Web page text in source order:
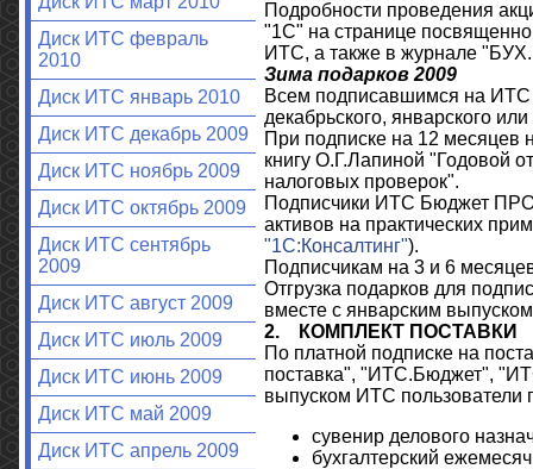
Диск ИТС февраль
2010
Диск ИТС январь 2010
Диск ИТС декабрь 2009
Диск ИТС ноябрь 2009
Диск ИТС октябрь 2009
Диск ИТС сентябрь
2009
Диск ИТС август 2009
Диск ИТС июль 2009
Диск ИТС июнь 2009
Диск ИТС май 2009
Диск ИТС апрель 2009
Подробности проведения
"1С" на странице
ИТС, а также в журнале
Зима подарков 2009
Всем подписавшимся на
декабрьского, январского
При подписке на 12
книгу О.Г.Лапиной "Годовой
налоговых проверок".
Подписчики ИТС Бюджет
активов на практических
"1С:Консалтинг").
Подписчикам на 3 и 6
Отгрузка подарков для
вместе с январским
2.
КОМПЛЕКТ ПОСТАВКИ
По платной подписке на
поставка", "ИТС.Бюджет",
выпуском ИТС пользователи
сувенир делового
бухгалтерский